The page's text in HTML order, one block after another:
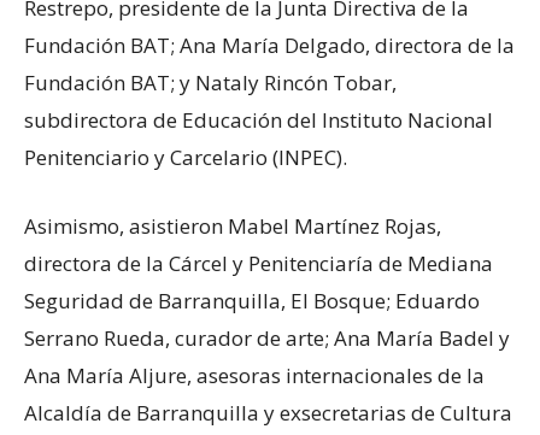
Restrepo, presidente de la Junta Directiva de la
Fundación BAT; Ana María Delgado, directora de la
Fundación BAT; y Nataly Rincón Tobar,
subdirectora de Educación del Instituto Nacional
Penitenciario y Carcelario (INPEC).
Asimismo, asistieron Mabel Martínez Rojas,
directora de la Cárcel y Penitenciaría de Mediana
Seguridad de Barranquilla, El Bosque; Eduardo
Serrano Rueda, curador de arte; Ana María Badel y
Ana María Aljure, asesoras internacionales de la
Alcaldía de Barranquilla y exsecretarias de Cultura